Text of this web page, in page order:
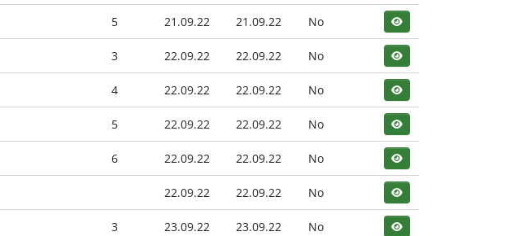
5 21.09.22 21.09.22 No
3 22.09.22 22.09.22 No
4 22.09.22 22.09.22 No
5 22.09.22 22.09.22 No
6 22.09.22 22.09.22 No
22.09.22 22.09.22 No
3 23.09.22 23.09.22 No